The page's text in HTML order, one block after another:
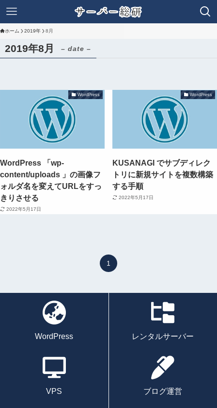
ホーム 2019年 8月
2019年8月 – date –
WordPress
WordPress 「wp-
content/uploads 」の画像フ
ォルダ名を変えてURLをすっ
きりさせる
2022年5月17日
WordPress
KUSANAGI でサブディレク
トリに新規サイトを複数構築
する手順
2022年5月17日
1
WordPress レンタルサーバー
VPS ブログ運営